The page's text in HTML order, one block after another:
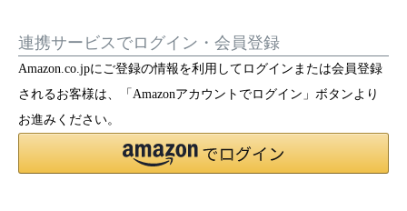
連携サービスでログイン・会員登録
Amazon.co.jpにご登録の情報を利用してログインまたは会員登録
されるお客様は、「Amazonアカウントでログイン」ボタンより
お進みください。